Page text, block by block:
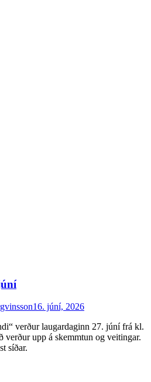
16. júní, 2026
verður laugardaginn 27. júní frá kl.
upp á skemmtun og veitingar.
síðar.